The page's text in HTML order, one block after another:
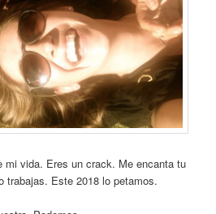
vida. Eres un crack. Me encanta tu
trabajas. Este 2018 lo petamos.